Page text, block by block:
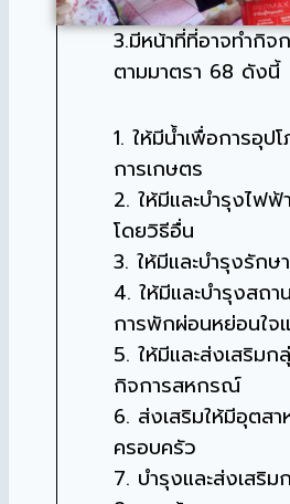
3.มีหน้าที่ที่อาจทำกิจ
ตามมาตรา 68 ดังนี้
1. ให้มีน้ำเพื่อการอุป
การเกษตร
2. ให้มีและบำรุงไฟ
โดยวิธีอื่น
3. ให้มีและบำรุงรักษ
4. ให้มีและบำรุงสถ
การพักผ่อนหย่อนใจ
5. ให้มีและส่งเสริม
กิจการสหกรณ์
6. ส่งเสริมให้มีอุตสา
ครอบครัว
7. บำรุงและส่งเสริ